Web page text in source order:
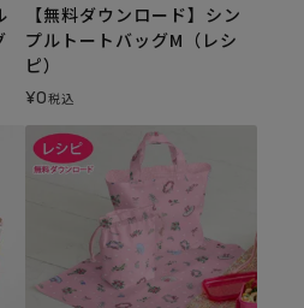
【無料ダウンロード】シン
プルトートバッグM（レシ
ピ）
¥0税込